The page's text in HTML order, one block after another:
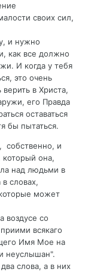
своих сил,
и нужно
как все должно
И когда у тебя
это очень
в Христа,
его Правда
оставаться
бы пытаться.
собственно, и
она,
над людьми в
словах,
может
воздусе со
всякаго
Имя Мое на
неуслышан".
слова, а в них